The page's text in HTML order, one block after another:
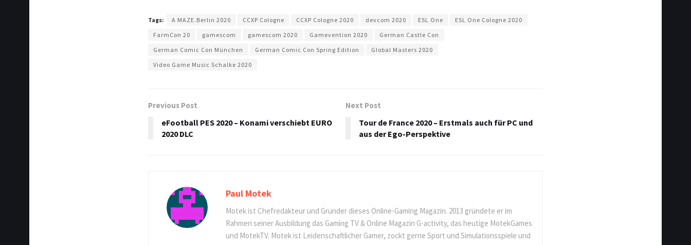
Tags: A MAZE.Berlin 2020 CCXP Cologne CCXP Cologne 2020 devcom 2020 ESL One
ESL One Cologne 2020
FarmCon 20
gamescom gamescom 2020 Gamevention 2020
German Castle Con
German Comic Con München
German Comic Con Spring Edition
Global Masters 2020
Video Game Music Schalke 2020
Previous Post
eFootball PES 2020 – Konami verschiebt EURO
2020 DLC
Next Post
Tour de France 2020 – Erstmals auch für PC und
aus der Ego-Perspektive
Paul Motek
Motek ist Chefredakteur und Gründer dieses Online-Gaming Magazin. 2013 gründete er im
Rahmen seiner Ausbildung das Gaming TV & Online Magazin G-activity, das heutige MotekGames
und MotekTV. Motek ist Leidenschaftlicher Gamer, zockt gerne Sport und Simulationsspiele und